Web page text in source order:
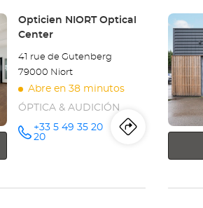
Optical
Center
Tienda:
Opticien NIORT Optical
Center
41 rue de Gutenberg
79000 Niort
Abre en 38 minutos
ÓPTICA & AUDICIÓN
número
+33 5 49 35 20
20
a
tienda
Pulse
para
más